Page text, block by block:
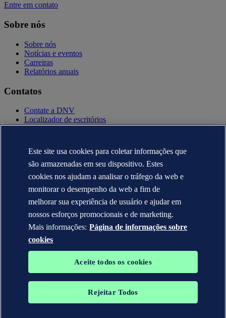
Entre em contato
Sobre nós
Sobre nós
Notícias e eventos
Carreiras
Relatórios anuais
Contatos
Contate a DNV
Localizador de escritórios
Contatos para imprensa
Política de privacidade
Termo de uso
Copyright © DNV AS 2025
Informação sobre cookies
As marcas registradas DNV GL®, DNV®, Horizon Graphic e Det
Este site usa cookies para coletar informações que
são armazenadas em seu dispositivo. Estes
cookies nos ajudam a analisar o tráfego da web e
monitorar o desempenho da web a fim de
melhorar sua experiência de usuário e ajudar em
nossos esforços promocionais e de marketing.
Mais informações: Página de informações sobre
cookies
Aceite todos os cookies
Rejeitar Todos